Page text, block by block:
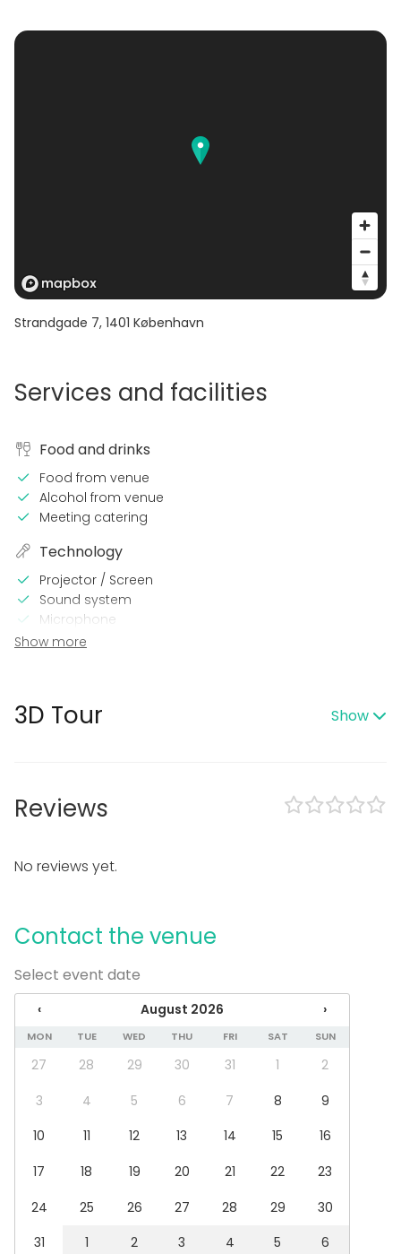
Strandgade 7, 1401 København
Services and facilities
Food and drinks
Food from venue
Alcohol from venue
Meeting catering
Technology
Projector / Screen
Sound system
Microphone
Wi-Fi
Outdoor area
Equipment
Event types
Wedding
Dinner / Lunch
Meeting
Conference / Seminar
Fair / Exhibition
Business / Corporate Event
Company Party
Multi-purpose event space
Hotel
Party room
Show more
3D Tour Show
Reviews
No reviews yet.
Contact the venue
Select event date
‹ August 2026 ›
MON TUE WED THU FRI SAT SUN
27 28 29 30 31 1
2
3
4 5 6 7 8
9
10
11 12 13 14 15
16
17
18 19 20 21 22
23
24
25 26 27 28 29
30
31
1 2 3 4 5 6